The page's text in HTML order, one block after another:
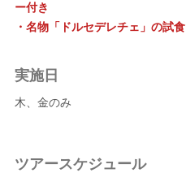
ー付き
・名物「ドルセデレチェ」の試
実施日
木、金のみ
ツアースケジュール